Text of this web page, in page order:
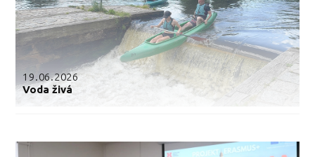
19.06.2026
Voda živá